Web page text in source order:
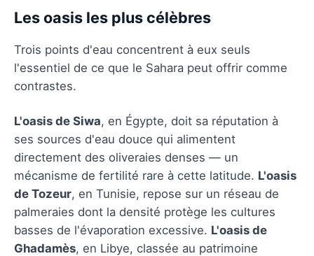
Les oasis les plus célèbres
Trois points d'eau concentrent à eux seuls
l'essentiel de ce que le Sahara peut offrir comme
contrastes.
L'oasis de Siwa, en Égypte, doit sa réputation à
ses sources d'eau douce qui alimentent
directement des oliveraies denses — un
mécanisme de fertilité rare à cette latitude. L'oasis
de Tozeur, en Tunisie, repose sur un réseau de
palmeraies dont la densité protège les cultures
basses de l'évaporation excessive. L'oasis de
Ghadamès, en Libye, classée au patrimoine